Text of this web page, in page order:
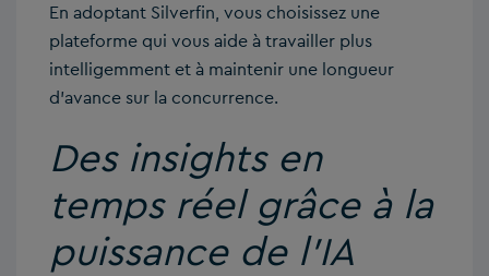
En adoptant Silverfin, vous choisissez une
plateforme qui vous aide à travailler plus
intelligemment et à maintenir une longueur
d’avance sur la concurrence.
Des insights en
temps réel grâce à la
puissance de l’IA